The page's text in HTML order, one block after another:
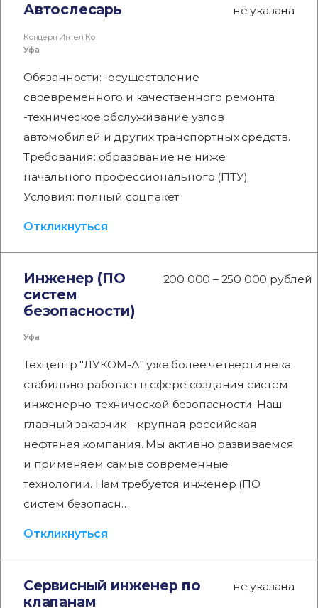
Автослесарь не указана
Концерн Интел Ко
Уфа
Обязанности: -осуществление
своевременного и качественного ремонта;
-техническое обслуживание узлов
автомобилей и других транспортных средств.
Требования: образование не ниже
начального профессионального (ПТУ)
Условия: полный соцпакет
Откликнуться
Инженер (ПО
систем
безопасности)
200 000 – 250 000 рублей
Уфа
Техцентр "ЛУКОМ-А" уже более четверти века
стабильно работает в сфере создания систем
инженерно-технической безопасности. Наш
главный заказчик – крупная российская
нефтяная компания. Мы активно развиваемся
и применяем самые современные
технологии. Нам требуется инженер (ПО
систем безопасн…
Откликнуться
Сервисный инженер по
клапанам
не указана